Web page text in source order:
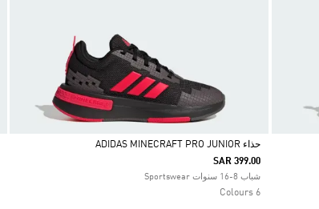
Selected
حذاء ADIDAS MINECRAFT PRO JUNIOR
SAR 399.00
شباب 8-16 سنوات Sportswear
6 Colours